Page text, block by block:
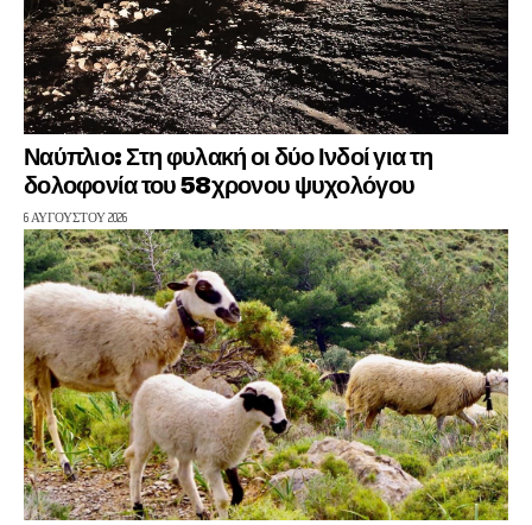
Ναύπλιο: Στη φυλακή οι δύο Ινδοί για τη
δολοφονία του 58χρονου ψυχολόγου
6 ΑΥΓΟΎΣΤΟΥ 2026